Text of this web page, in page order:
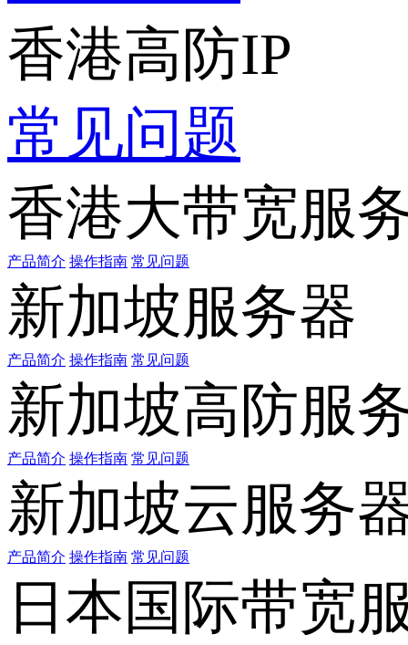
香港高防IP
常见问题
香港大带宽服
产品简介 操作指南 常见问题
新加坡服务器
产品简介 操作指南 常见问题
新加坡高防服
产品简介 操作指南 常见问题
新加坡云服务
产品简介 操作指南 常见问题
日本国际带宽